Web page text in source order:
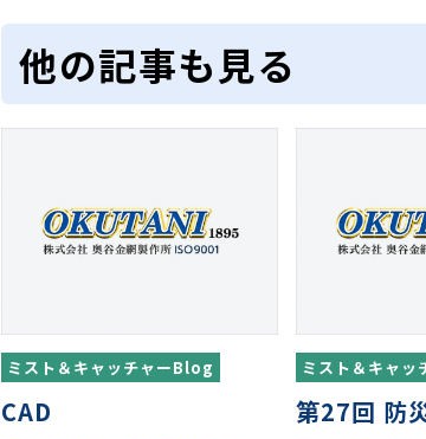
他の記事も見る
ミスト＆キャッチャーBlog
CAD
ミスト＆キャ
第27回 防